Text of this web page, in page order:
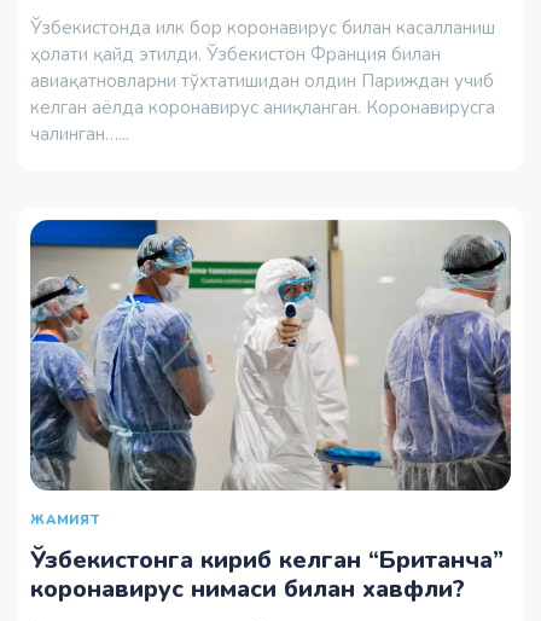
Ўзбекистонда илк бор коронавирус билан касалланиш
ҳолати қайд этилди. Ўзбекистон Франция билан
авиақатновларни тўхтатишидан олдин Париждан учиб
келган аёлда коронавирус аниқланган. Коронавирусга
чалинган…...
ЖАМИЯТ
Ўзбекистонга кириб келган “Британча”
коронавирус нимаси билан хавфли?